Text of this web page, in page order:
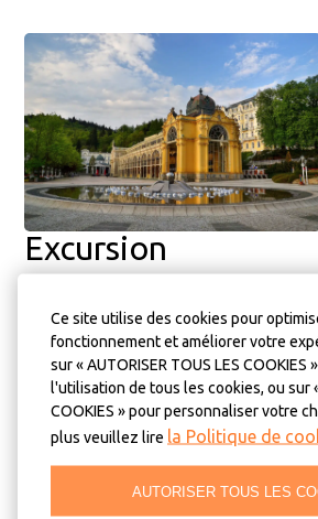
Ce site utilise des cookies pour
fonctionnement et améliorer votre
sur « AUTORISER TOUS LES
l'utilisation de tous les cookies, ou sur «
COOKIES » pour personnaliser votre
plus veuillez lire la Politique de
AUTORISER TOUS LES
Excursion
Nous sommes heureux d'organiser des
l'heure de votre choix et d'adapter les
du groupe. Nous organiserons la visite
suivantes: Tchèque, Anglais, Russe,